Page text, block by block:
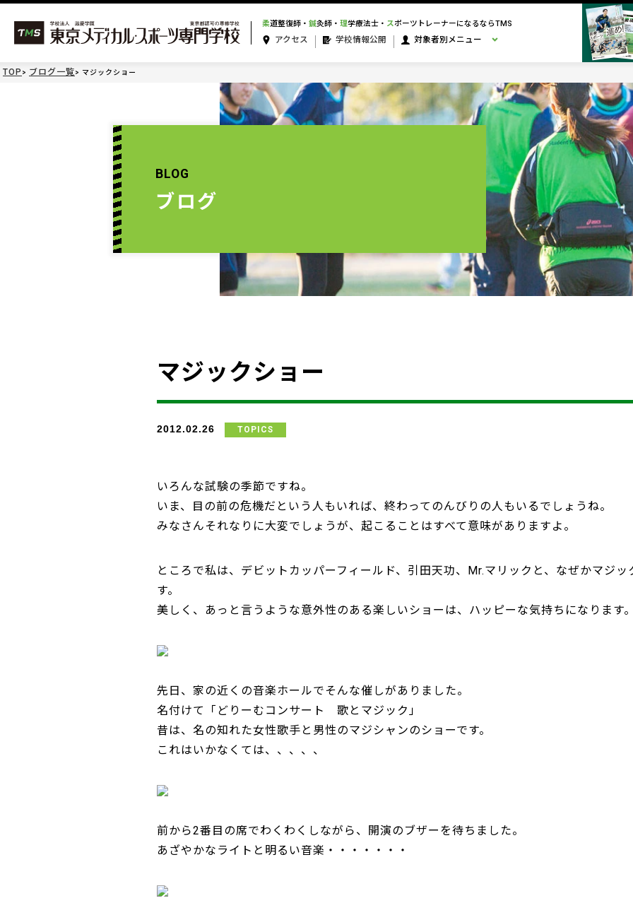
柔道整復師・ 鍼灸師・ 理学療法士・ スポーツトレーナーになるならTMS
アクセス 学校情報公開 対象者別メニュー
TOP ブログ一覧 マジックショー
BLOG
ブログ
マジックショー
2012.02.26 TOPICS
いろんな試験の季節ですね。
いま、目の前の危機だという人もいれば、終わってのんびりの人もいるでしょうね。
みなさんそれなりに大変でしょうが、起こることはすべて意味がありますよ。
ところで私は、デビットカッパーフィールド、引田天功、Mr.マリックと、なぜかマジ
す。
美しく、あっと言うような意外性のある楽しいショーは、ハッピーな気持ちになります
先日、家の近くの音楽ホールでそんな催しがありました。
名付けて「どりーむコンサート 歌とマジック」
昔は、名の知れた女性歌手と男性のマジシャンのショーです。
これはいかなくては、、、、、
前から2番目の席でわくわくしながら、開演のブザーを待ちました。
あざやかなライトと明るい音楽・・・・・・・